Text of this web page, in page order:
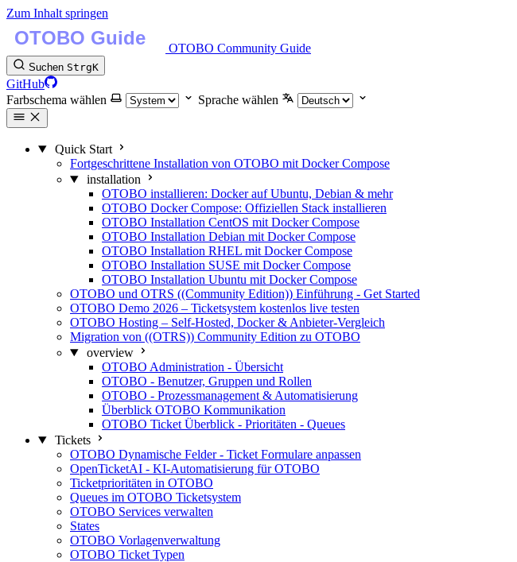
Zum Inhalt springen
OTOBO Community Guide
Suchen StrgK
GitHub
Farbschema wählen
Sprache wählen
Quick Start
Fortgeschrittene Installation von OTOBO mit Docker Compose
installation
OTOBO installieren: Docker auf Ubuntu, Debian & mehr
OTOBO Docker Compose: Offiziellen Stack installieren
OTOBO Installation CentOS mit Docker Compose
OTOBO Installation Debian mit Docker Compose
OTOBO Installation RHEL mit Docker Compose
OTOBO Installation SUSE mit Docker Compose
OTOBO Installation Ubuntu mit Docker Compose
OTOBO und OTRS ((Community Edition)) Einführung - Get Started
OTOBO Demo 2026 – Ticketsystem kostenlos live testen
OTOBO Hosting – Self-Hosted, Docker & Anbieter-Vergleich
Migration von ((OTRS)) Community Edition zu OTOBO
overview
OTOBO Administration - Übersicht
OTOBO - Benutzer, Gruppen und Rollen
OTOBO - Prozessmanagement & Automatisierung
Überblick OTOBO Kommunikation
OTOBO Ticket Überblick - Prioritäten - Queues
Tickets
OTOBO Dynamische Felder - Ticket Formulare anpassen
OpenTicketAI - KI-Automatisierung für OTOBO
Ticketprioritäten in OTOBO
Queues im OTOBO Ticketsystem
OTOBO Services verwalten
States
OTOBO Vorlagenverwaltung
OTOBO Ticket Typen